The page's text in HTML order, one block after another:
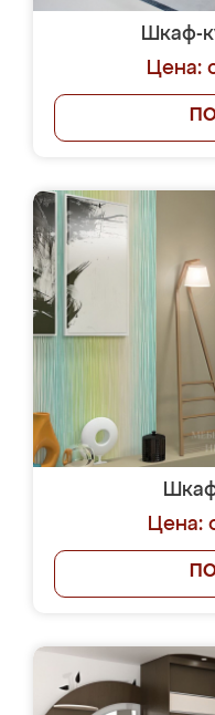
Шкаф-
Цена:
Цена: